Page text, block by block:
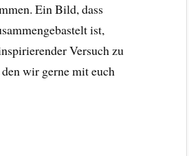
Ein Bild, dass
ist,
Versuch zu
wir gerne mit euch